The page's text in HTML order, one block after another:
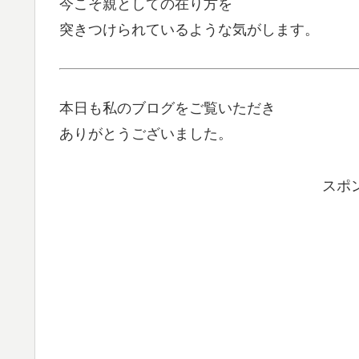
今こそ親としての在り方を
突きつけられているような気がします。
本日も私のブログをご覧いただき
ありがとうございました。
スポ